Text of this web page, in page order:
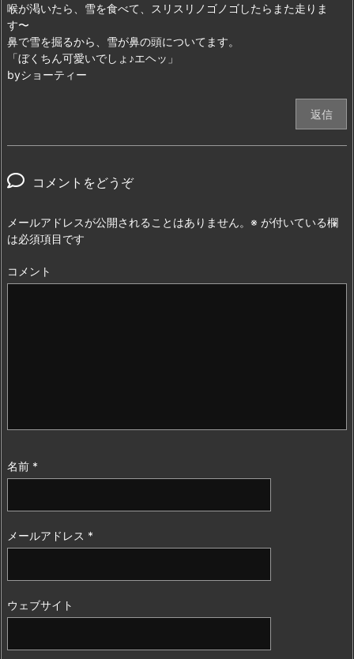
喉が渇いたら、雪を食べて、スリスリノゴノゴしたらまた走りま
す〜
鼻で雪を掘るから、雪が鼻の頭についてます。
「ぼくちん可愛いでしょ♪エヘッ」
byショーティー
返信
コメントをどうぞ
メールアドレスが公開されることはありません。 ※ が付いている欄
は必須項目です
コメント
名前 *
メールアドレス *
ウェブサイト